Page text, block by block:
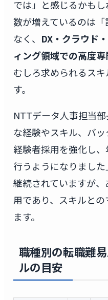
では」と感じるかも
数が増えているのは
なく、 DX・クラウド
ィング領域での高度
むしろ求められるス
す。
NTTデータ人事担当
な経験やスキル、バ
経験者採用を強化し
行うようになりまし
継続されていますが
用であり、スキルと
ます。
職種別の転職難
ルの目安